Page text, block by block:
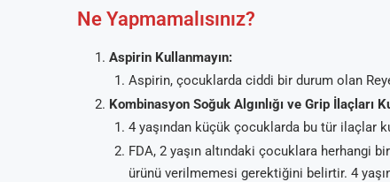
Ne Yapmamalısınız?
Aspirin Kullanmayın:
Aspirin, çocuklarda ciddi bir durum olan
Kombinasyon Soğuk Algınlığı ve Grip İlaçları
4 yaşından küçük çocuklarda bu tür ilaçlar
FDA, 2 yaşın altındaki çocuklara herhangi
ürünü verilmemesi gerektiğini belirtir. 4